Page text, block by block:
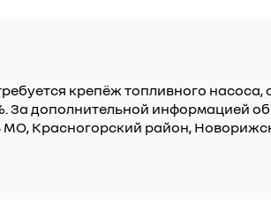
крепёж топливного насоса,
За дополнительной информацией
МО, Красногорский район,